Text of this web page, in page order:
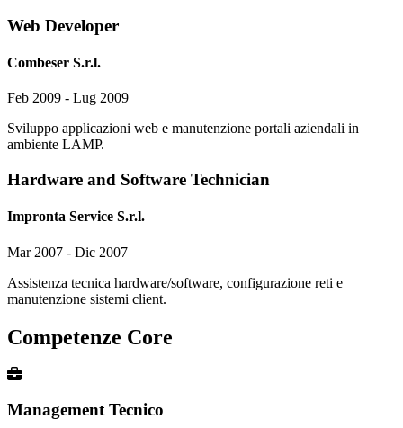
Web Developer
Combeser S.r.l.
Feb 2009 - Lug 2009
Sviluppo applicazioni web e manutenzione portali aziendali in
ambiente LAMP.
Hardware and Software Technician
Impronta Service S.r.l.
Mar 2007 - Dic 2007
Assistenza tecnica hardware/software, configurazione reti e
manutenzione sistemi client.
Competenze Core
Management Tecnico